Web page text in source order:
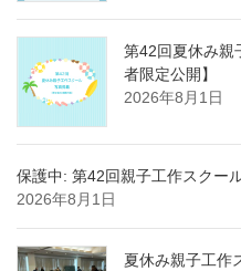
第42回夏休み親
者限定公開】
2026年8月1日
保護中: 第42回親子工作スクー
2026年8月1日
夏休み親子工作